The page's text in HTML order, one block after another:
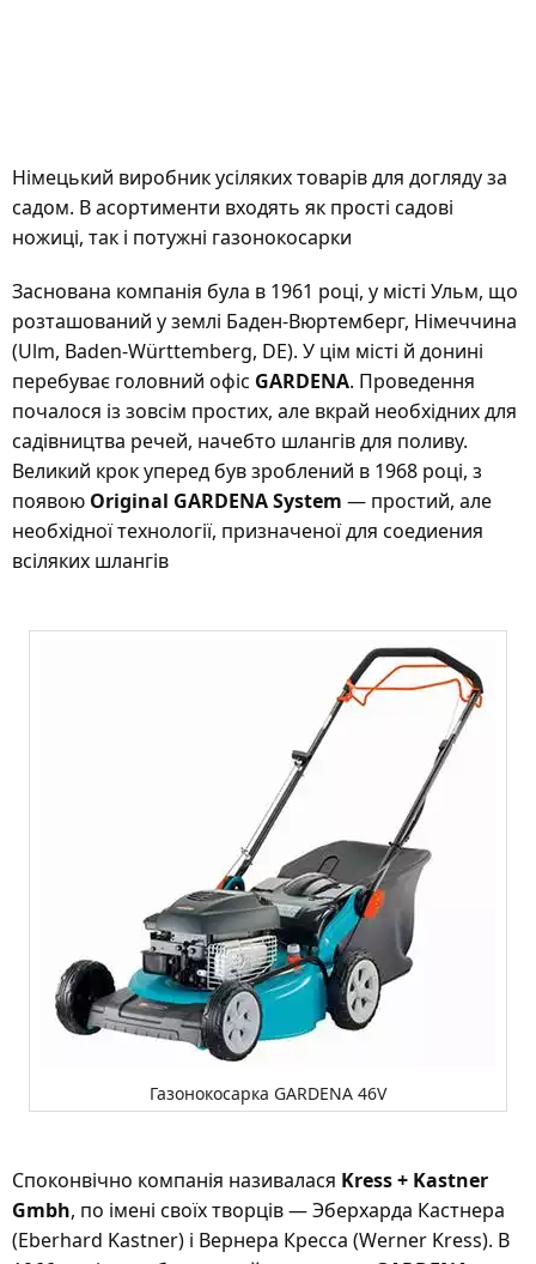
Німецький виробник усіляких товарів для догляду за
садом. В асортименти входять як прості садові
ножиці, так і потужні газонокосарки
Заснована компанія була в 1961 році, у місті Ульм, що
розташований у землі Баден-Вюртемберг, Німеччина
(Ulm, Baden-Württemberg, DE). У цім місті й донині
перебуває головний офіс GARDENA. Проведення
почалося із зовсім простих, але вкрай необхідних для
садівництва речей, начебто шлангів для поливу.
Великий крок уперед був зроблений в 1968 році, з
появою Original GARDENA System — простий, але
необхідної технології, призначеної для соедиения
всіляких шлангів
Газонокосарка GARDENA 46V
Споконвічно компанія називалася Kress + Kastner
Gmbh, по імені своїх творців — Эберхарда Кастнера
(Eberhard Kastner) і Вернера Кресса (Werner Kress). В